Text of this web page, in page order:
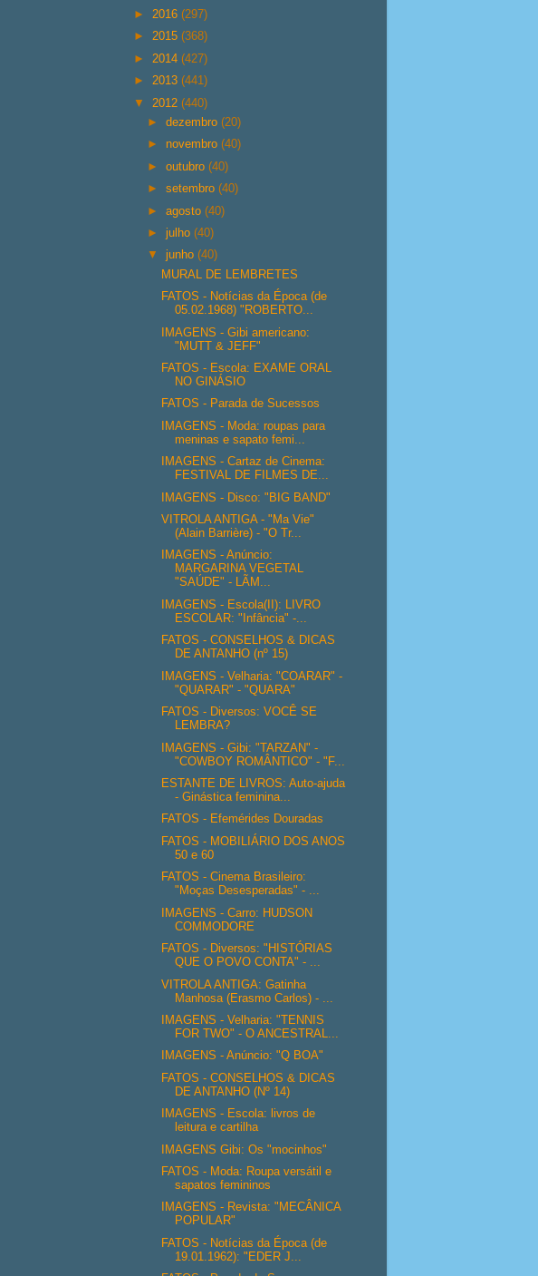
► 2016 (297)
► 2015 (368)
► 2014 (427)
► 2013 (441)
▼ 2012 (440)
►dezembro(20)
► novembro(40)
►outubro(40)
►setembro(40)
►agosto(40)
►julho(40)
▼junho(40)
MURAL DE LEMBRETES
FATOS - Notícias da Época (de
05.02.1968) "ROBERTO...
IMAGENS - Gibi americano:
"MUTT & JEFF"
FATOS - Escola: EXAME ORAL
NO GINÁSIO
FATOS - Parada de Sucessos
IMAGENS - Moda: roupas para
meninas e sapato femi...
IMAGENS - Cartaz de Cinema:
FESTIVAL DE FILMES DE...
IMAGENS - Disco: "BIG BAND"
VITROLA ANTIGA - "Ma Vie"
(Alain Barrière) - "O Tr...
IMAGENS - Anúncio:
MARGARINA VEGETAL
"SAÚDE" - LÃM...
IMAGENS - Escola(II): LIVRO
ESCOLAR: "Infância" -...
FATOS - CONSELHOS & DICAS
DE ANTANHO (nº 15)
IMAGENS - Velharia: "COARAR" -
"QUARAR" - "QUARA"
FATOS - Diversos: VOCÊ SE
LEMBRA?
IMAGENS - Gibi: "TARZAN" -
"COWBOY ROMÂNTICO" - "F...
ESTANTE DE LIVROS: Auto-ajuda
- Ginástica feminina...
FATOS - Efemérides Douradas
FATOS - MOBILIÁRIO DOS ANOS
50 e 60
FATOS - Cinema Brasileiro:
"Moças Desesperadas" - ...
IMAGENS - Carro: HUDSON
COMMODORE
FATOS - Diversos: "HISTÓRIAS
QUE O POVO CONTA" - ...
VITROLA ANTIGA: Gatinha
Manhosa (Erasmo Carlos) - ...
IMAGENS - Velharia: "TENNIS
FOR TWO" - O ANCESTRAL...
IMAGENS - Anúncio: "Q BOA"
FATOS - CONSELHOS & DICAS
DE ANTANHO (Nº 14)
IMAGENS - Escola: livros de
leitura e cartilha
IMAGENS Gibi: Os "mocinhos"
FATOS - Moda: Roupa versátil e
sapatos femininos
IMAGENS - Revista: "MECÂNICA
POPULAR"
FATOS - Notícias da Época (de
19.01.1962): "EDER J...